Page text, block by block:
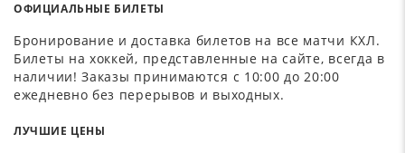
ОФИЦИАЛЬНЫЕ БИЛЕТЫ
Бронирование и доставка билетов на все матчи КХЛ.
Билеты на хоккей, представленные на сайте, всегда в
наличии! Заказы принимаются с 10:00 до 20:00
ежедневно без перерывов и выходных.
ЛУЧШИЕ ЦЕНЫ